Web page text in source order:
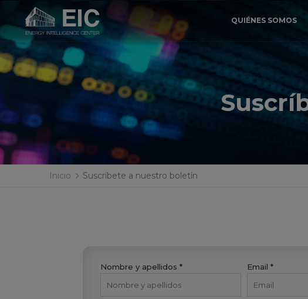
QUIÉNES SOMOS
Inicio Suscríbete a nuestro boletín
Nombre y apellidos * Email *